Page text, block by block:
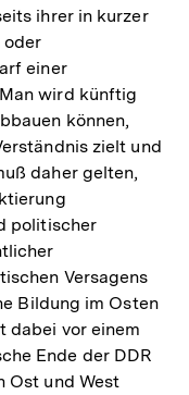
der
ihrer in kurzer
oder
einer
wird künftig
können,
zielt und
daher gelten,
politischer
Versagens
Bildung im Osten
dabei vor einem
Ende der DDR
Ost und West